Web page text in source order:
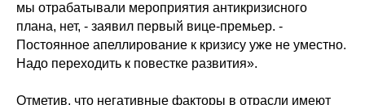
мы отрабатывали мероприятия антикризисного
плана, нет, - заявил первый вице-премьер. -
Постоянное апеллирование к кризису уже не уместно.
Надо переходить к повестке развития».
Отметив, что негативные факторы в отрасли имеют